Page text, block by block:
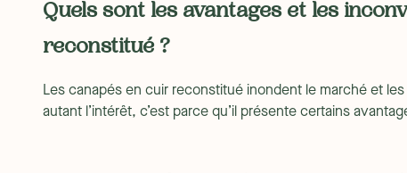
Quels sont les avantages et les
reconstitué ?
Les canapés en cuir reconstitué inondent le marché et
autant l’intérêt, c’est parce qu’il présente certains